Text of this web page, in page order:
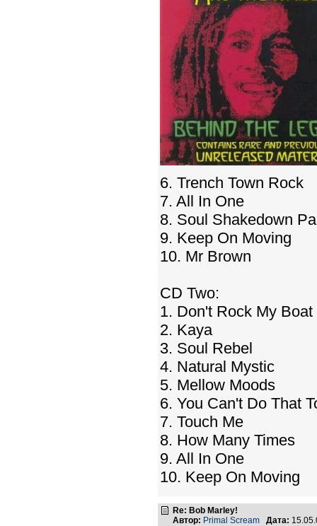
6. Trench Town Rock
7. All In One
8. Soul Shakedown
9. Keep On Moving
10. Mr Brown
CD Two:
1. Don't Rock My Boat
2. Kaya
3. Soul Rebel
4. Natural Mystic
5. Mellow Moods
6. You Can't Do That
7. Touch Me
8. How Many Times
9. All In One
10. Keep On Moving
Re: Bob Marley!
Автор: Primal Scream Дата: